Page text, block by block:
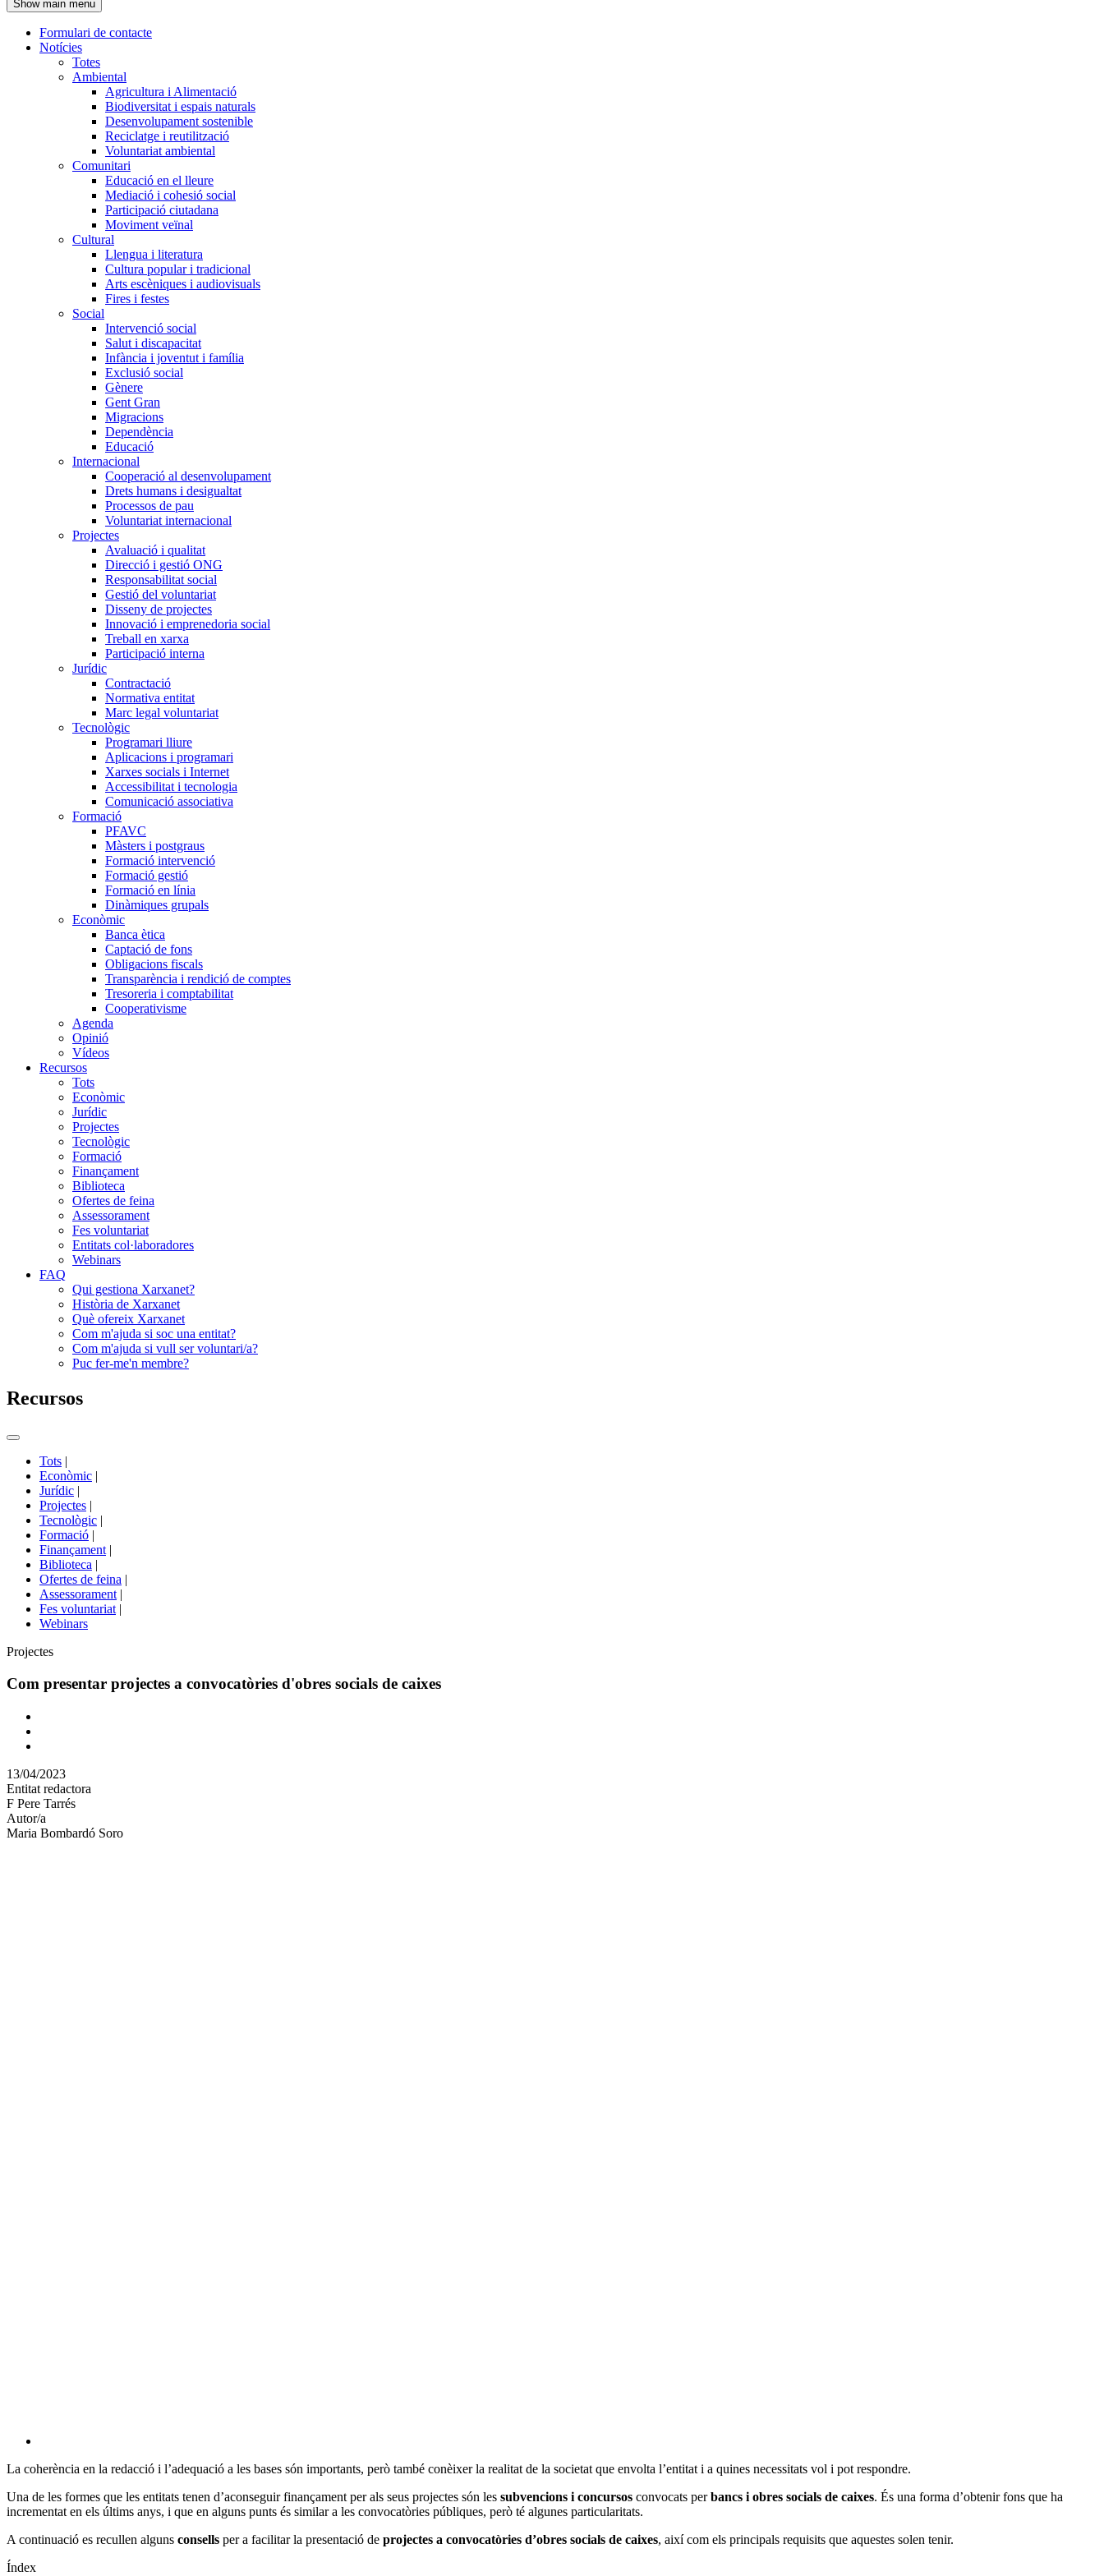
l'encapçalament
Show main menu
Navegació
principal
Formulari de contacte
Notícies
Totes
Ambiental
Agricultura i Alimentació
Biodiversitat i espais naturals
Desenvolupament sostenible
Reciclatge i reutilització
Voluntariat ambiental
Comunitari
Educació en el lleure
Mediació i cohesió social
Participació ciutadana
Moviment veïnal
Cultural
Llengua i literatura
Cultura popular i tradicional
Arts escèniques i audiovisuals
Fires i festes
Social
Intervenció social
Salut i discapacitat
Infància i joventut i família
Exclusió social
Gènere
Gent Gran
Migracions
Dependència
Educació
Internacional
Cooperació al desenvolupament
Drets humans i desigualtat
Processos de pau
Voluntariat internacional
Projectes
Avaluació i qualitat
Direcció i gestió ONG
Responsabilitat social
Gestió del voluntariat
Disseny de projectes
Innovació i emprenedoria social
Treball en xarxa
Participació interna
Jurídic
Contractació
Normativa entitat
Marc legal voluntariat
Tecnològic
Programari lliure
Aplicacions i programari
Xarxes socials i Internet
Accessibilitat i tecnologia
Comunicació associativa
Formació
PFAVC
Màsters i postgraus
Formació intervenció
Formació gestió
Formació en línia
Dinàmiques grupals
Econòmic
Banca ètica
Captació de fons
Obligacions fiscals
Transparència i rendició de comptes
Tresoreria i comptabilitat
Cooperativisme
Agenda
Opinió
Vídeos
Recursos
Tots
Econòmic
Jurídic
Projectes
Tecnològic
Formació
Finançament
Biblioteca
Ofertes de feina
Assessorament
Fes voluntariat
Entitats col·laboradores
Webinars
FAQ
Qui gestiona Xarxanet?
Història de Xarxanet
Què ofereix Xarxanet
Com m'ajuda si soc una entitat?
Com m'ajuda si vull ser voluntari/a?
Puc fer-me'n membre?
Recursos
Commutador
portals
Tots |
Econòmic |
Jurídic |
Projectes |
Tecnològic |
Formació |
Finançament |
Biblioteca |
Ofertes de feina |
Assessorament |
Fes voluntariat |
Webinars
Àmbit
Projectes
Com presentar projectes a convocatòries d'obres socials de caixes
Comparteix
altres
xarxes
socials
13/04/2023
Entitat redactora
F Pere Tarrés
Autor/a
Maria Bombardó Soro
La coherència en la redacció i l’adequació a les bases són importants, però també conèixer la realitat de la societat que envolta l’entitat i a quines necessitats vol i pot respondre.
Una de les formes que les entitats tenen d’aconseguir finançament per als seus projectes són les subvencions i concursos convocats perbancs i obres socials de caixes. És una forma d’obtenir fons que ha
incrementat en els últims anys, i que en alguns punts és similar a les convocatòries públiques, però té algunes particularitats.
A continuació es recullen alguns consells per a facilitar la presentació de projectes a convocatòries d’obres socials de caixes, així com els principals requisits que aquestes solen tenir.
Índex